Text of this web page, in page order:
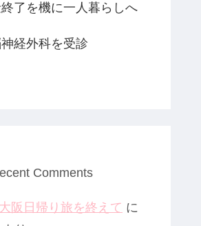
了を機に一人暮らしへ
経外科を受診
Comments
阪日帰り旅を終えて に